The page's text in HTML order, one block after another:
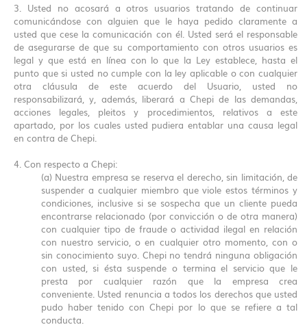
3. Usted no acosará a otros usuarios tratando de continuar
comunicándose con alguien que le haya pedido claramente a
usted que cese la comunicación con él. Usted será el responsable
de asegurarse de que su comportamiento con otros usuarios es
legal y que está en línea con lo que la Ley establece, hasta el
punto que si usted no cumple con la ley aplicable o con cualquier
otra cláusula de este acuerdo del Usuario, usted no
responsabilizará, y, además, liberará a Chepi de las demandas,
acciones legales, pleitos y procedimientos, relativos a este
apartado, por los cuales usted pudiera entablar una causa legal
en contra de Chepi.
4. Con respecto a Chepi:
(a) Nuestra empresa se reserva el derecho, sin limitación, de
suspender a cualquier miembro que viole estos términos y
condiciones, inclusive si se sospecha que un cliente pueda
encontrarse relacionado (por convicción o de otra manera)
con cualquier tipo de fraude o actividad ilegal en relación
con nuestro servicio, o en cualquier otro momento, con o
sin conocimiento suyo. Chepi no tendrá ninguna obligación
con usted, si ésta suspende o termina el servicio que le
presta por cualquier razón que la empresa crea
conveniente. Usted renuncia a todos los derechos que usted
pudo haber tenido con Chepi por lo que se refiere a tal
conducta.